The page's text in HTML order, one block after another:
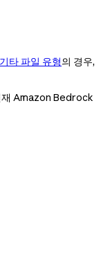
타 파일 유형의 경우,
재 Amazon Bedrock